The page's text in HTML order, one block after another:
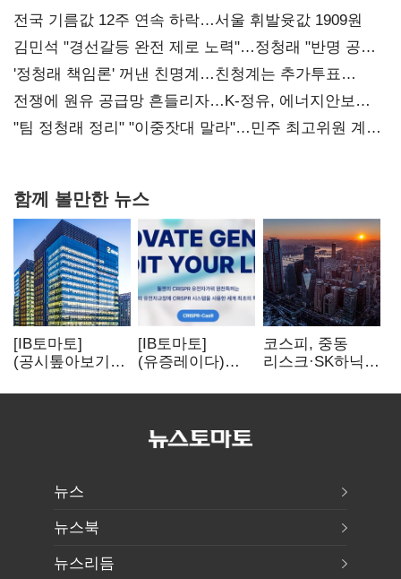
전국 기름값 12주 연속 하락…서울 휘발윳값 1909원
김민석 "경선갈등 완전 제로 노력"…정청래 "반명 공세
사과부터"
'정청래 책임론' 꺼낸 친명계…친청계는 추가투표
때리기
전쟁에 원유 공급망 흔들리자…K-정유, 에너지안보
핵심으로 재부상
"팀 정청래 정리" "이중잣대 말라"…민주 최고위원 계파
함께 볼만한 뉴스
[IB토마토]
(공시톺아보기)
바로 매출로
[IB토마토]
(유증레이다)
3분의 1 토막…
비용부터 챙긴다
코스피, 중동
리스크·SK하닉
뒷걸음
뉴스
뉴스북
뉴스리듬